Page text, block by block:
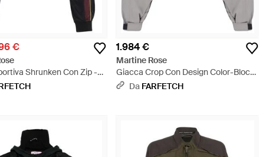
€
Shrunken Con Zip -
1.984 €
Martine Rose
Giacca Crop Con Design Color-Block
- Grigio
Da FARFETCH